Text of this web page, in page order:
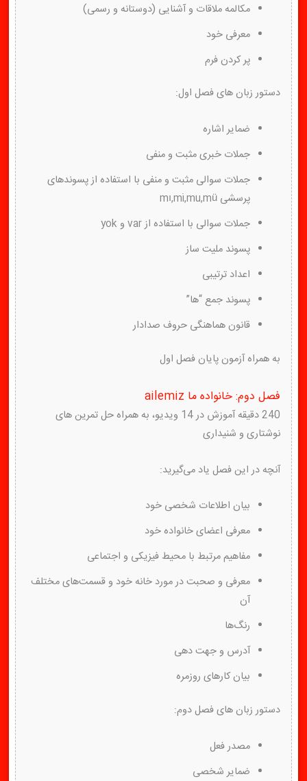
مکالمه ملاقات و آشنایی (دوستانه و رسمی)
معرفی خود
پر کردن فرم
دستور زبان های فصل اول:
ضمایر اشاره
جملات خبری مثبت و‌ منفی
جملات سوالی مثبت و منفی با استفاده از پسوندهای
پرسشی mı,mi,mu,mü
جملات سوالی با استفاده از var و yok
پسوند ملیت ساز
اعداد ترتیبی
پسوند جمع “ها”
قانون هماهنگی حروف صدادار
به همراه آزمون پایان فصل اول
فصل دوم: خانواده ما ailemiz
240 دقیقه آموزش در 14 ویدیو، به همراه حل تمرین های
نوشتاری و شنیداری
آنچه در این فصل یاد می‌گیرید:
بیان اطلاعات شخصی خود
معرفی اعضای خانواده خود
مفاهیم مرتبط با محیط فیزیکی و اجتماعی
معرفی و صحبت در مورد خانه خود و قسمت‌های مختلف
آن
رنگ‌ها
آدرس و جهت دهی
بیان کارهای روزمره
دستور زبان های فصل دوم:
مصدر فعل
ضمایر شخصی